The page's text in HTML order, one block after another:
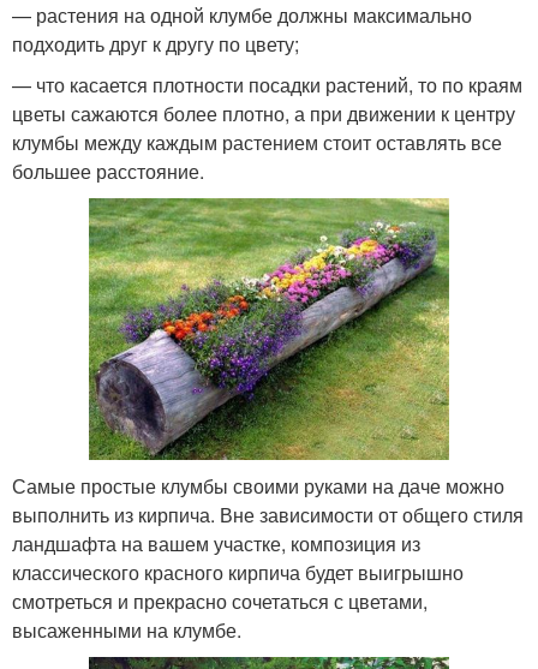
— растения на одной клумбе должны максимально
подходить друг к другу по цвету;
— что касается плотности посадки растений, то по краям
цветы сажаются более плотно, а при движении к центру
клумбы между каждым растением стоит оставлять все
большее расстояние.
Самые простые клумбы своими руками на даче можно
выполнить из кирпича. Вне зависимости от общего стиля
ландшафта на вашем участке, композиция из
классического красного кирпича будет выигрышно
смотреться и прекрасно сочетаться с цветами,
высаженными на клумбе.